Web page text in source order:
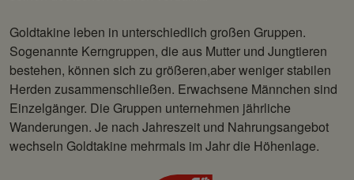
Goldtakine leben in unterschiedlich großen Gruppen.
Sogenannte Kerngruppen, die aus Mutter und Jungtieren
bestehen, können sich zu größeren,aber weniger stabilen
Herden zusammenschließen. Erwachsene Männchen sind
Einzelgänger. Die Gruppen unternehmen jährliche
Wanderungen. Je nach Jahreszeit und Nahrungsangebot
wechseln Goldtakine mehrmals im Jahr die Höhenlage.